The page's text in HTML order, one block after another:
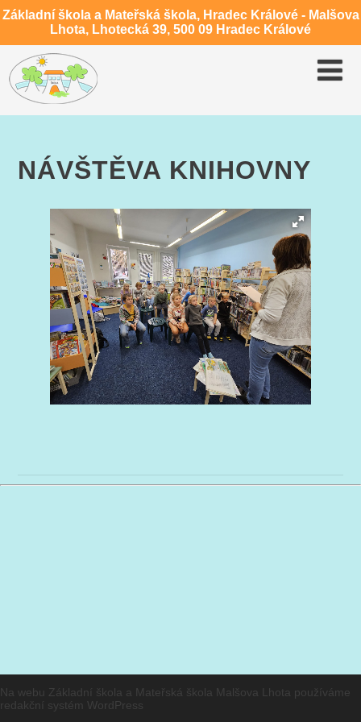
Základní škola a Mateřská škola, Hradec Králové - Malšova
Lhota, Lhotecká 39, 500 09 Hradec Králové
NÁVŠTĚVA KNIHOVNY
Na webu Základní škola a Mateřská škola Malšova Lhota používáme
redakční systém WordPress